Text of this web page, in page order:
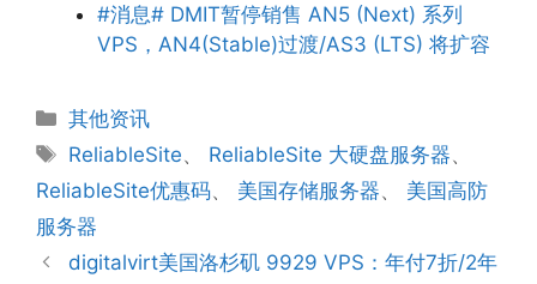
#消息# DMIT暂停销售 AN5 (Next) 系列
VPS，AN4(Stable)过渡/AS3 (LTS) 将扩容
分
类
其他资讯
标
签
ReliableSite、 ReliableSite 大硬盘服务器、
ReliableSite优惠码、 美国存储服务器、 美国高防
服务器
digitalvirt美国洛杉矶 9929 VPS：年付7折/2年